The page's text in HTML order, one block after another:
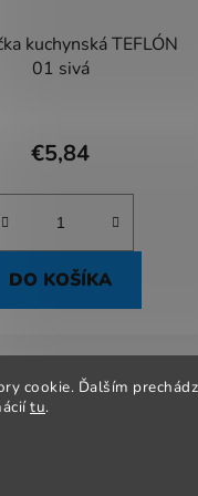
cookie. Ďalším
tu.
kuchynská TEFLÓN
01 sivá
€5,84
DO KOŠÍKA
Odstúpenie od zmluvy